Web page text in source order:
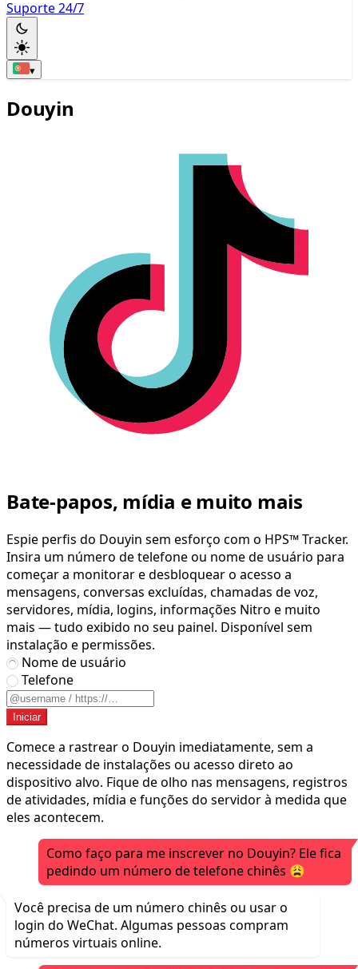
Suporte 24/7
▾
Douyin
Bate-papos, mídia e muito mais
Espie perfis do Douyin sem esforço com o HPS™ Tracker.
Insira um número de telefone ou nome de usuário para
começar a monitorar e desbloquear o acesso a
mensagens, conversas excluídas, chamadas de voz,
servidores, mídia, logins, informações Nitro e muito
mais — tudo exibido no seu painel. Disponível sem
instalação e permissões.
Nome de usuário
Telefone
Iniciar
Comece a rastrear o Douyin imediatamente, sem a
necessidade de instalações ou acesso direto ao
dispositivo alvo. Fique de olho nas mensagens, registros
de atividades, mídia e funções do servidor à medida que
eles acontecem.
Como faço para me inscrever no Douyin? Ele fica
pedindo um número de telefone chinês 😩
Você precisa de um número chinês ou usar o
login do WeChat. Algumas pessoas compram
números virtuais online.